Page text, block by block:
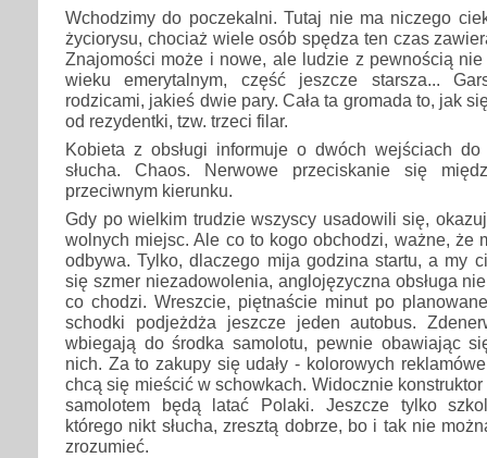
Wchodzimy do poczekalni. Tutaj nie ma niczego
życiorysu, chociaż wiele osób spędza ten czas
Znajomości może i nowe, ale ludzie z pewnością
wieku emerytalnym, część jeszcze starsza...
rodzicami, jakieś dwie pary. Cała ta gromada to, jak
od rezydentki, tzw. trzeci filar.
Kobieta z obsługi informuje o dwóch wejściach
słucha. Chaos. Nerwowe przeciskanie się
przeciwnym kierunku.
Gdy po wielkim trudzie wszyscy usadowili się,
wolnych miejsc. Ale co to kogo obchodzi, ważne, że
odbywa. Tylko, dlaczego mija godzina startu, a my
się szmer niezadowolenia, anglojęzyczna obsługa
co chodzi. Wreszcie, piętnaście minut po
schodki podjeżdża jeszcze jeden autobus.
wbiegają do środka samolotu, pewnie obawiając
nich. Za to zakupy się udały - kolorowych
chcą się mieścić w schowkach. Widocznie konstruktor
samolotem będą latać Polaki. Jeszcze tylko
którego nikt słucha, zresztą dobrze, bo i tak nie
zrozumieć.